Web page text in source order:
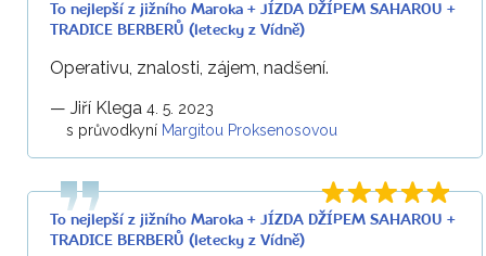
To nejlepší z jižního Maroka + JÍZDA DŽÍPEM SAHAROU +
TRADICE BERBERŮ (letecky z Vídně)
Operativu, znalosti, zájem, nadšení.
— Jiří Klega 4. 5. 2023
s průvodkyní Margitou Proksenosovou
To nejlepší z jižního Maroka + JÍZDA DŽÍPEM SAHAROU +
TRADICE BERBERŮ (letecky z Vídně)